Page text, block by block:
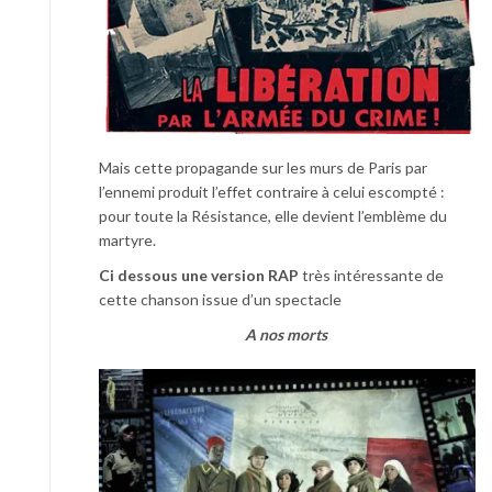
Mais cette propagande sur les murs de Paris par
l’ennemi produit l’effet contraire à celui escompté :
pour toute la Résistance, elle devient l’emblème du
martyre.
Ci dessous une version RAP très intéressante de
cette chanson issue d’un spectacle
A nos morts